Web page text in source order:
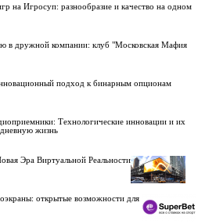
на Игросуп: разнообразие и качество на одном
в дружной компании: клуб "Московская Мафия
подход к бинарным опционам
Технологические инновации и их
жизнь
Эра Виртуальной Реальности
открытые возможности для